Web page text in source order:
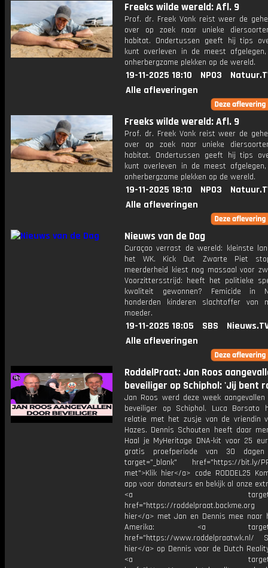
Freeks wilde wereld: Afl. 9
Prof. dr. Freek Vonk reist weer de
over op zoek naar unieke
habitat. Ondertussen geeft hij tips
kunt overleven in de meest
onherbergzame plekken op de wereld.
19-11-2025 18:10 NPO3
Alle afleveringen
Freeks wilde wereld: Afl. 9
Prof. dr. Freek Vonk reist weer de
over op zoek naar unieke
habitat. Ondertussen geeft hij tips
kunt overleven in de meest
onherbergzame plekken op de wereld.
19-11-2025 18:10 NPO3
Alle afleveringen
Nieuws van de Dag
Curaçao verrast de wereld: kleinste
het WK. Kick Out Zwarte Piet
meerderheid kiest nog massaal voor
Voorzittersstrijd: heeft het politieke
kwaliteit gewonnen? Femicide in
honderden kinderen slachtoffer van
moeder.
19-11-2025 18:05 SBS
Alle afleveringen
RoddelPraat: Jan Roos
beveiliger op Schiphol: 'Jij bent
Jan Roos werd deze week
beveiliger op Schiphol. Luca Borsato
relatie met het zusje van de vriendin
Hazes. Dennis Schouten heeft daar
Haal je MyHeritage DNA-kit voor 25
gratis proefperiode van 30
target="_blank" href="https://bit.ly/
met">Klik hier</a> code RODDEL25
app voor donateurs en bekijk al onze
<a
href="https://roddelpraat.backme.org
hier</a> met Jan en Dennis mee naar
Amerika: <a
href="https://www.roddelpraatwk.nl/
hier</a> op Dennis voor de Dutch
<a